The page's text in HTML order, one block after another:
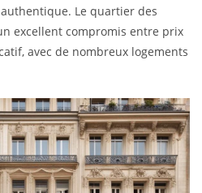
Le quartier des
excellent compromis entre prix
avec de nombreux logements